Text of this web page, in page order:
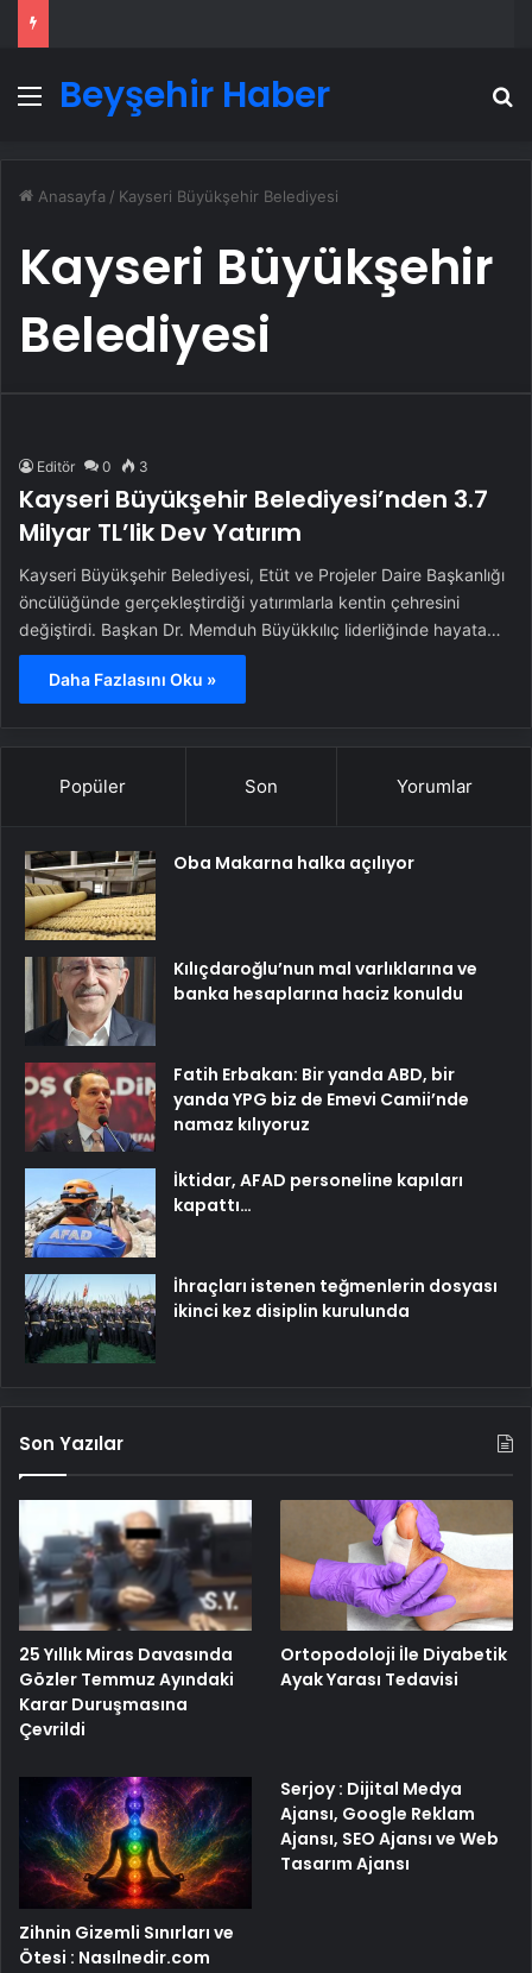
Menü
Beyşehir Haber
Anasayfa / Kayseri Büyükşehir Belediyesi
Kayseri Büyükşehir
Belediyesi
Editör 0 3
Kayseri Büyükşehir Belediyesi’nden 3.7
Milyar TL’lik Dev Yatırım
Kayseri Büyükşehir Belediyesi, Etüt ve Projeler Daire Başkanlığı
öncülüğünde gerçekleştirdiği yatırımlarla kentin çehresini
değiştirdi. Başkan Dr. Memduh Büyükkılıç liderliğinde hayata…
Daha Fazlasını Oku »
Popüler Son Yorumlar
Oba Makarna halka açılıyor
Kılıçdaroğlu’nun mal varlıklarına ve
banka hesaplarına haciz konuldu
Fatih Erbakan: Bir yanda ABD, bir
yanda YPG biz de Emevi Camii’nde
namaz kılıyoruz
İktidar, AFAD personeline kapıları
kapattı…
İhraçları istenen teğmenlerin dosyası
ikinci kez disiplin kurulunda
Son Yazılar
25 Yıllık Miras Davasında
Gözler Temmuz Ayındaki
Karar Duruşmasına
Çevrildi
Ortopodoloji İle Diyabetik
Ayak Yarası Tedavisi
Zihnin Gizemli Sınırları ve
Ötesi : Nasılnedir.com
Serjoy : Dijital Medya
Ajansı, Google Reklam
Ajansı, SEO Ajansı ve Web
Tasarım Ajansı